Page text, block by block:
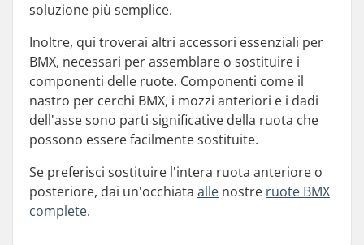
soluzione più semplice.
Inoltre, qui troverai altri accessori essenziali per
BMX, necessari per assemblare o sostituire i
componenti delle ruote. Componenti come il
nastro per cerchi BMX, i mozzi anteriori e i dadi
dell'asse sono parti significative della ruota che
possono essere facilmente sostituite.
Se preferisci sostituire l'intera ruota anteriore o
posteriore, dai un'occhiata alle nostre ruote BMX
complete.